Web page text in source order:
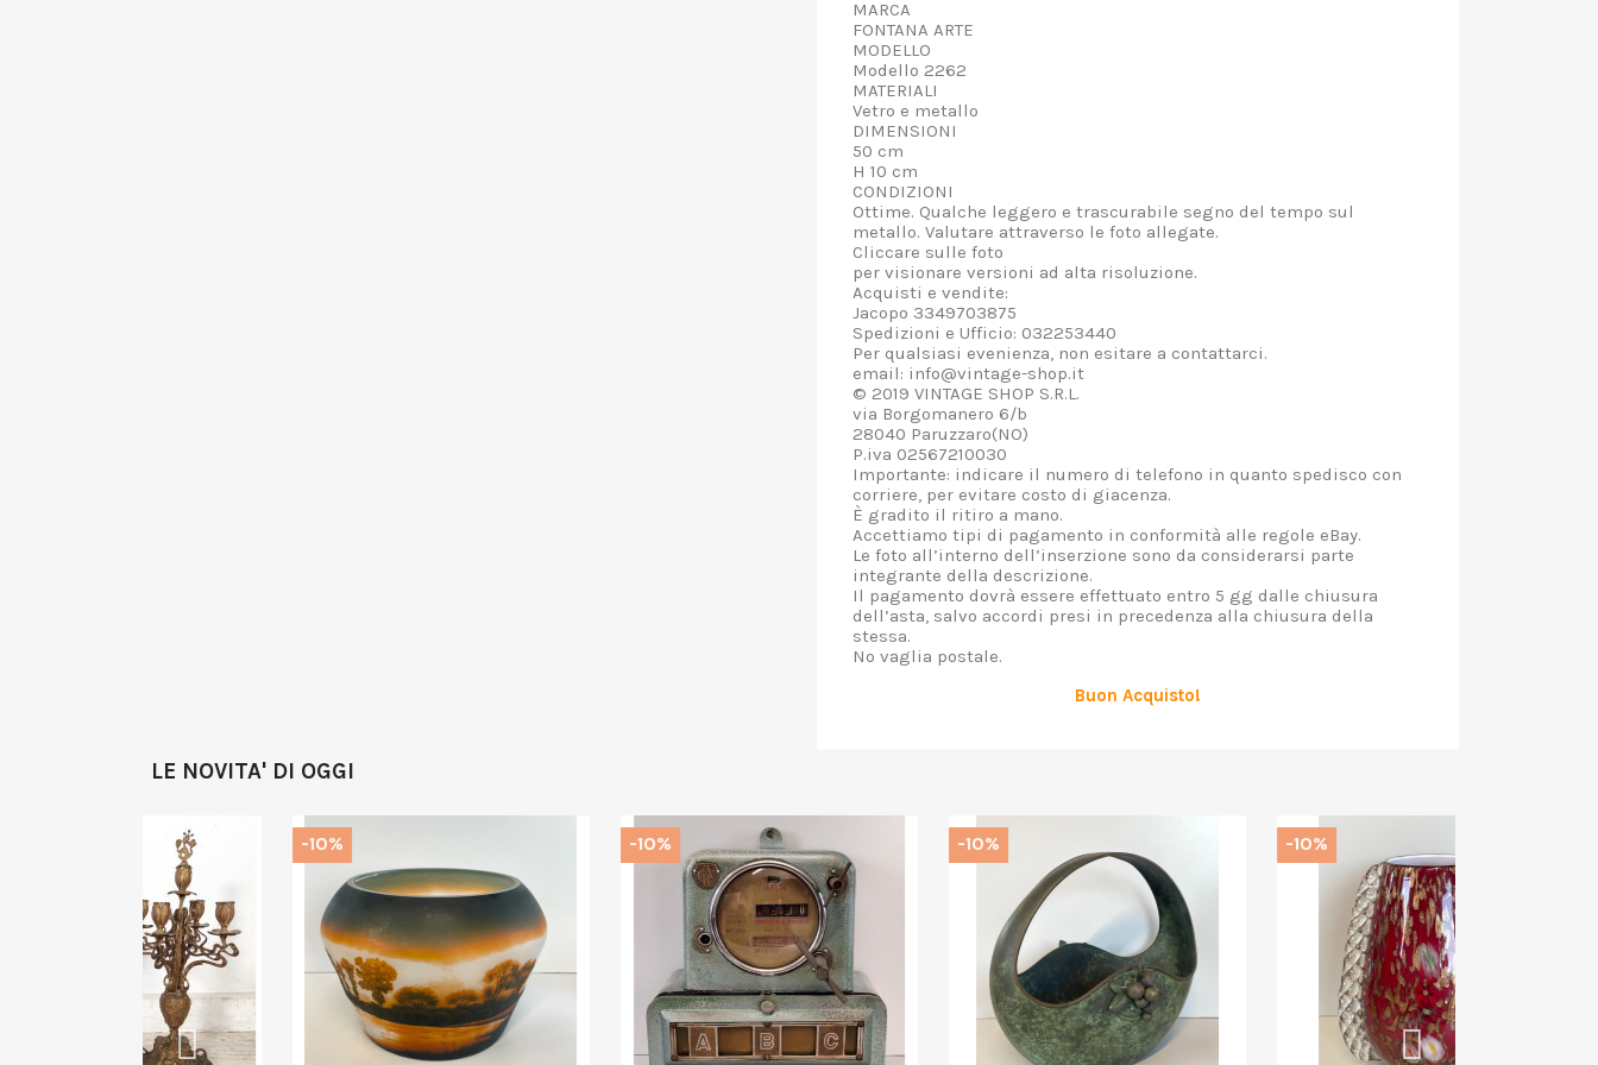
MARCA
FONTANA ARTE
MODELLO
Modello 2262
MATERIALI
Vetro e metallo
DIMENSIONI
50 cm
H 10 cm
CONDIZIONI
Ottime. Qualche leggero e trascurabile segno del tempo sul
metallo. Valutare attraverso le foto allegate.
Cliccare sulle foto
per visionare versioni ad alta risoluzione.
Acquisti e vendite:
Jacopo 3349703875
Spedizioni e Ufficio: 032253440
Per qualsiasi evenienza, non esitare a contattarci.
email: info@vintage-shop.it
© 2019 VINTAGE SHOP S.R.L.
via Borgomanero 6/b
28040 Paruzzaro(NO)
P.iva 02567210030
Importante: indicare il numero di telefono in quanto spedisco con
corriere, per evitare costo di giacenza.
È gradito il ritiro a mano.
Accettiamo tipi di pagamento in conformità alle regole eBay.
Le foto all’interno dell’inserzione sono da considerarsi parte
integrante della descrizione.
Il pagamento dovrà essere effettuato entro 5 gg dalle chiusura
dell’asta, salvo accordi presi in precedenza alla chiusura della
stessa.
No vaglia postale.
Buon Acquisto!
LE NOVITA' DI OGGI
-10%